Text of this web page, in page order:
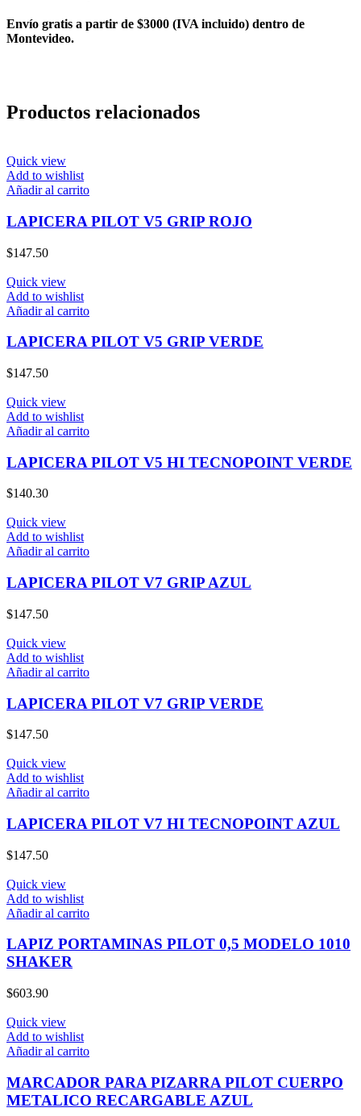
Envío gratis a partir de $3000 (IVA incluido) dentro de
Montevideo.
Productos relacionados
Quick view
Add to wishlist
Añadir al carrito
LAPICERA PILOT V5 GRIP ROJO
$147.50
Quick view
Add to wishlist
Añadir al carrito
LAPICERA PILOT V5 GRIP VERDE
$147.50
Quick view
Add to wishlist
Añadir al carrito
LAPICERA PILOT V5 HI TECNOPOINT VERDE
$140.30
Quick view
Add to wishlist
Añadir al carrito
LAPICERA PILOT V7 GRIP AZUL
$147.50
Quick view
Add to wishlist
Añadir al carrito
LAPICERA PILOT V7 GRIP VERDE
$147.50
Quick view
Add to wishlist
Añadir al carrito
LAPICERA PILOT V7 HI TECNOPOINT AZUL
$147.50
Quick view
Add to wishlist
Añadir al carrito
LAPIZ PORTAMINAS PILOT 0,5 MODELO 1010
SHAKER
$603.90
Quick view
Add to wishlist
Añadir al carrito
MARCADOR PARA PIZARRA PILOT CUERPO
METALICO RECARGABLE AZUL